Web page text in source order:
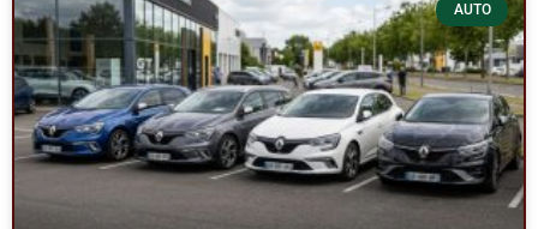
AUTO